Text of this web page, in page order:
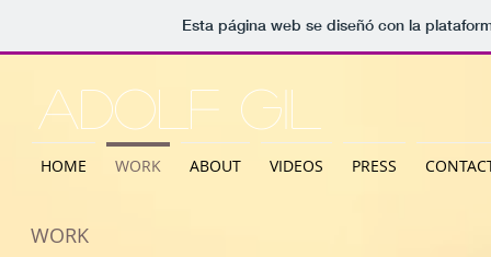
Esta página web se diseñó con la
ADOLF GIL
WORK
HOME WORK ABOUT VIDEOS PRESS